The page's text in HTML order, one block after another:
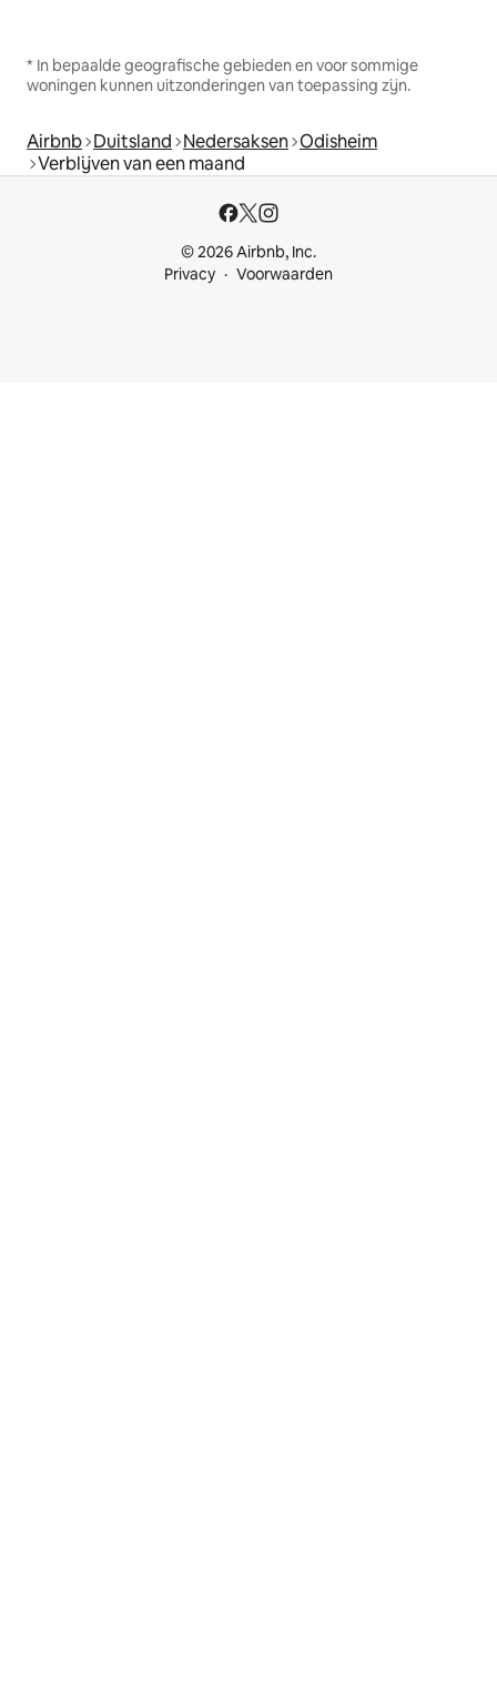
* In bepaalde geografische gebieden en voor sommige
woningen kunnen uitzonderingen van toepassing zijn.
Airbnb Duitsland Nedersaksen Odisheim
Verblijven van een maand
© 2026 Airbnb, Inc.
Privacy
Voorwaarden